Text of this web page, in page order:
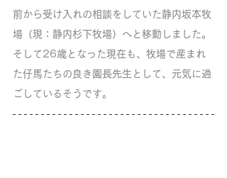
前から受け入れの相談をしていた静内坂本牧
場（現：静内杉下牧場）へと移動しました。
そして26歳となった現在も、牧場で産まれ
た仔馬たちの良き園長先生として、元気に過
ごしているそうです。